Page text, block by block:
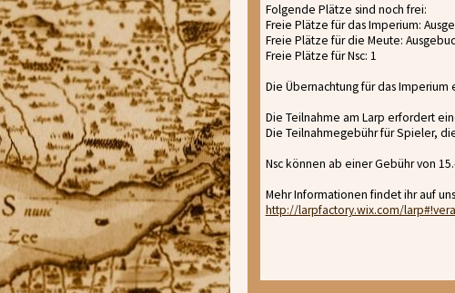
Folgende Plätze sind noch frei:
Freie Plätze für das Imperium:
Freie Plätze für die Meute:
Freie Plätze für Nsc: 1
Die Übernachtung für das Imperium
Die Teilnahme am Larp erfordert
Die Teilnahmegebühr für Spieler,
Nsc können ab einer Gebühr von
Mehr Informationen findet ihr auf
http://larpfactory.wix.com/